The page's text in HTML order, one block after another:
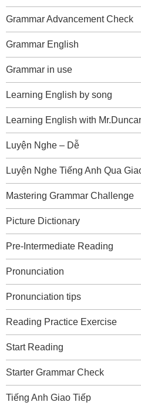
Grammar Advancement Check
Grammar English
Grammar in use
Learning English by song
Learning English with
Luyện Nghe – Dễ
Luyện Nghe Tiếng Anh Qua
Mastering Grammar Challenge
Picture Dictionary
Pre-Intermediate Reading
Pronunciation
Pronunciation tips
Reading Practice Exercise
Start Reading
Starter Grammar Check
Tiếng Anh Giao Tiếp